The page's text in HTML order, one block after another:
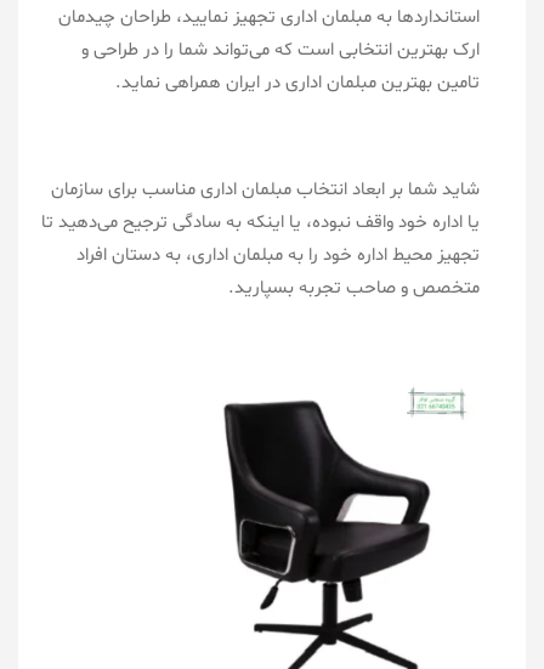
استانداردها به مبلمان اداری تجهیز نمایید، طراحان چیدمان
ارک بهترین انتخابی است که می‌تواند شما را در طراحی و
تامین بهترین مبلمان اداری در ایران همراهی نماید.
شاید شما بر ابعاد انتخاب مبلمان اداری مناسب برای سازمان
یا اداره خود واقف نبوده، یا اینکه به سادگی ترجیح می‌دهید تا
تجهیز محیط اداره خود را به مبلمان اداری، به دستان افراد
متخصص و صاحب تجربه بسپارید.